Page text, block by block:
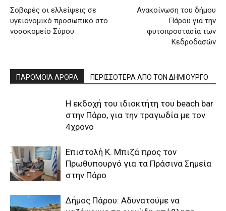
Σοβαρές οι ελλείψεις σε
υγειονομικό προσωπικό στο
νοσοκομείο Σύρου
Ανακοίνωση του δήμου
Πάρου για την
φυτοπροστασία των
Κεδροδασών
ΠΑΡΟΜΟΙΑ ΑΡΘΡΑ ΠΕΡΙΣΣΟΤΕΡΑ ΑΠΟ ΤΟΝ ΔΗΜΙΟΥΡΓΟ
Η εκδοχή του ιδιοκτήτη του beach bar
στην Πάρο, για την τραγωδία με τον
4χρονο
Επιστολή Κ. Μπιζά προς τον
Πρωθυπουργό για τα Πράσινα Σημεία
στην Πάρο
Δήμος Πάρου: Αδυνατούμε να